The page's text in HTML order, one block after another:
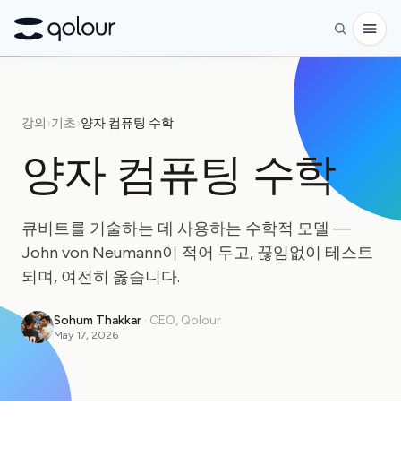
대상
교육자
어린이와 학부모
단체
과학
실제 큐비트
강의›기초›양자 컴퓨팅 수학
양자 컴퓨팅 수학
큐비트를 기술하는 데 사용하는 수학적 모델 —
John von Neumann이 적어 두고, 끊임없이 테스트
되며, 여전히 옳습니다.
Sohum Thakkar · CEO, Qolour
May 17, 2026